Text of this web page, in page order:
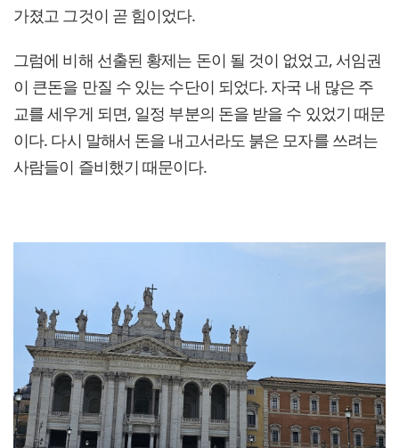
가졌고 그것이 곧 힘이었다.
그럼에 비해 선출된 황제는 돈이 될 것이 없었고, 서임권
이 큰돈을 만질 수 있는 수단이 되었다. 자국 내 많은 주
교를 세우게 되면, 일정 부분의 돈을 받을 수 있었기 때문
이다. 다시 말해서 돈을 내고서라도 붉은 모자를 쓰려는
사람들이 즐비했기 때문이다.